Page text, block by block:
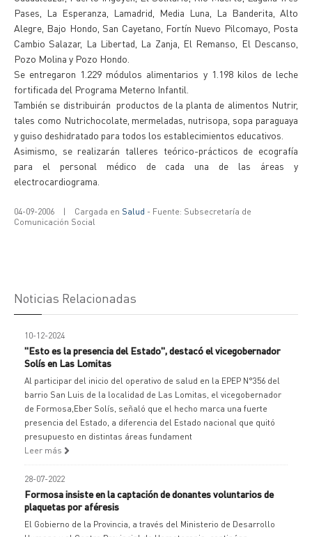
Pases, La Esperanza, Lamadrid, Media Luna, La Banderita, Alto
Alegre, Bajo Hondo, San Cayetano, Fortín Nuevo Pilcomayo, Posta
Cambio Salazar, La Libertad, La Zanja, El Remanso, El Descanso,
Pozo Molina y Pozo Hondo.
Se entregaron 1.229 módulos alimentarios y 1.198 kilos de leche
fortificada del Programa Meterno Infantil.
También se distribuirán productos de la planta de alimentos Nutrir,
tales como Nutrichocolate, mermeladas, nutrisopa, sopa paraguaya
y guiso deshidratado para todos los establecimientos educativos.
Asimismo, se realizarán talleres teórico-prácticos de ecografía
para el personal médico de cada una de las áreas y
electrocardiograma.
04-09-2006 | Cargada en Salud - Fuente: Subsecretaría de
Comunicación Social
Noticias Relacionadas
10-12-2024
"Esto es la presencia del Estado", destacó el vicegobernador
Solís en Las Lomitas
Al participar del inicio del operativo de salud en la EPEP N°356 del
barrio San Luis de la localidad de Las Lomitas, el vicegobernador
de Formosa,Eber Solís, señaló que el hecho marca una fuerte
presencia del Estado, a diferencia del Estado nacional que quitó
presupuesto en distintas áreas fundament
Leer más
28-07-2022
Formosa insiste en la captación de donantes voluntarios de
plaquetas por aféresis
El Gobierno de la Provincia, a través del Ministerio de Desarrollo